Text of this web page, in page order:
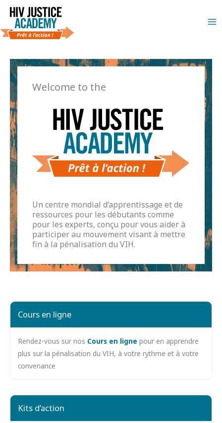
Aller
contenu
Welcome to the
Un centre mondial d’apprentissage et de
ressources pour les débutants comme
pour les experts, conçu pour vous aider à
participer au mouvement visant à mettre
fin à la pénalisation du VIH.
Cours en ligne
Rendez-vous sur nos Cours en ligne pour en apprendre
plus sur la pénalisation du VIH, à votre rythme et à votre
convenance
Kits d’action